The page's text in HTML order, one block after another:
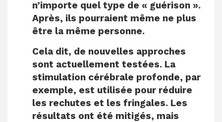
n’importe quel type de « guérison ».
Après, ils pourraient même ne plus
être la même personne.
Cela dit, de nouvelles approches
sont actuellement testées. La
stimulation cérébrale profonde, par
exemple, est utilisée pour réduire
les rechutes et les fringales. Les
résultats ont été mitigés, mais